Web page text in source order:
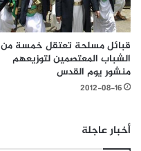
قبائل مسلحة تعتقل خمسة من
الشباب المعتصمين لتوزيعهم
منشور يوم القدس
2012-08-16
أخبار عاجلة